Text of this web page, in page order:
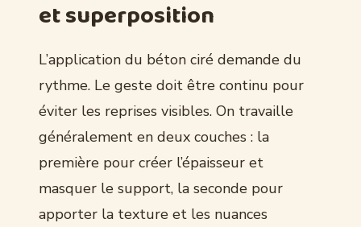
et superposition
L’application du béton ciré demande du
rythme. Le geste doit être continu pour
éviter les reprises visibles. On travaille
généralement en deux couches : la
première pour créer l’épaisseur et
masquer le support, la seconde pour
apporter la texture et les nuances